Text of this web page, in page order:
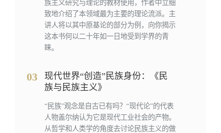
族主义研究与理论的教材使用，作者中立细
致地介绍了本领域最为主要的理论流派。主
讲人将以其中原基论的部分为例，向你揭示
这本书何以二十年如一日地受到学界的青
睐。
03
现代世界“创造”民族身份：《民
族与民族主义》
“民族”观念是自古已有吗？“现代论”的代表
人物盖尔纳认为它是现代工业社会的产物。
从哲学和人类学的角度去讨论民族主义的做